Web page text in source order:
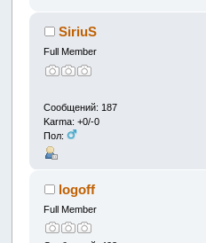
SiriuS
Full Member
Сообщений: 187
Karma: +0/-0
Пол:
logoff
Full Member